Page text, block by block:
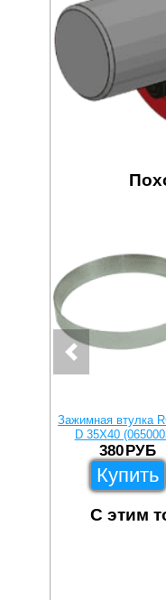
Зажимная втулка
D 35X40
380РУБ
Купить
С этим